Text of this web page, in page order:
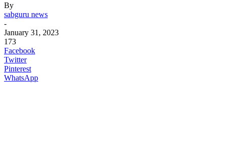
By
sabguru news
-
January 31, 2023
173
Facebook
Twitter
Pinterest
WhatsApp